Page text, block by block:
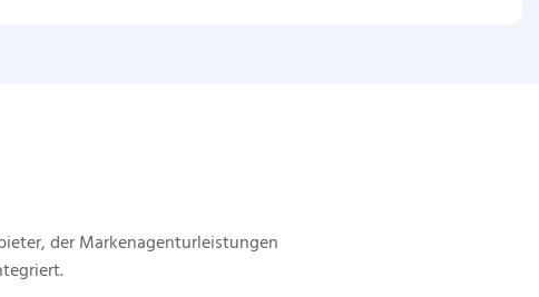
der Markenagenturleistungen